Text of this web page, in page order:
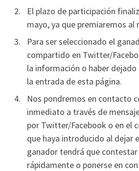
El plazo de participación
mayo, ya que premiaremos al
Para ser seleccionado el
compartido en Twitter/
la información o haber
la entrada de esta página.
Nos pondremos en contacto
inmediato a través de
por Twitter/Facebook o en el
que haya introducido al dejar
ganador tendrá que
rápidamente o ponerse en